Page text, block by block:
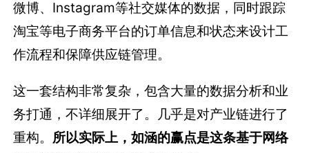
微博、Instagram等社交媒体的数据，同时跟踪
淘宝等电子商务平台的订单信息和状态来设计工
作流程和保障供应链管理。
这一套结构非常复杂，包含大量的数据分析和业
务打通，不详细展开了。几乎是对产业链进行了
重构。 所以实际上，如涵的赢点是这条基于网络